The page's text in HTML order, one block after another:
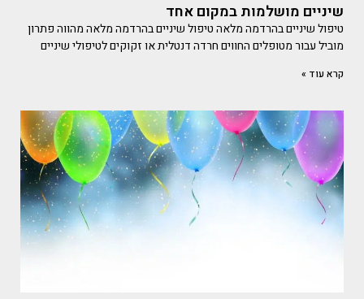
שיניים מושלמות במקום אחד
טיפול שיניים בהרדמה מלאה טיפול שיניים בהרדמה מלאה מהווה פתרון
מוביל עבור מטופלים החווים חרדה דנטלית או זקוקים לטיפולי שיניים
קרא עוד »